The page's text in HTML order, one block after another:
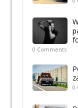
0 Comments
0